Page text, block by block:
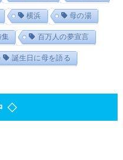
横浜 母の湯
集 百万人の夢宣言
誕生日に母を語る
◇